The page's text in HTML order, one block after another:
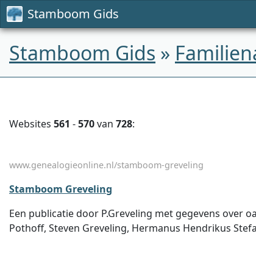
Stamboom Gids
Stamboom Gids »
Websites 561 -570van 728:
www.genealogieonline.nl/stamboom-greveling
Stamboom Greveling
Een publicatie door P.Greveling met gegevens over
Pothoff, Steven Greveling, Hermanus Hendrikus